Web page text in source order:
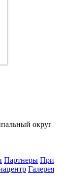
округ
Партнеры При
Галерея